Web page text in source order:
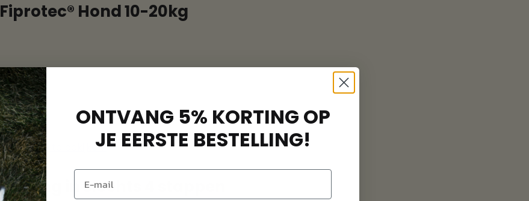
Hond 10-20kg
honden te bekijken!
in slechts 4 stappen
ONTVANG 5% KORTING OP
JE EERSTE BESTELLING!